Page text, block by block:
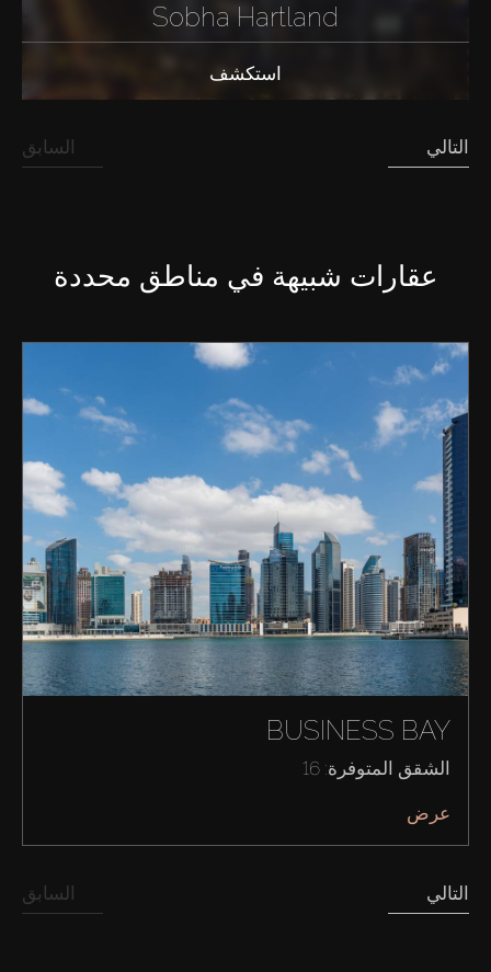
Sobha Hartland
استكشف
السابق التالي
عقارات شبيهة في مناطق محددة
BUSINESS BAY
الشقق المتوفرة: 16
عرض
السابق التالي